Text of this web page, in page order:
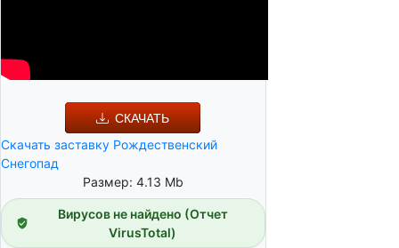
СКАЧАТЬ
Скачать заставку Рождественский
Снегопад
Размер: 4.13 Mb
Вирусов не найдено (Отчет
VirusTotal)